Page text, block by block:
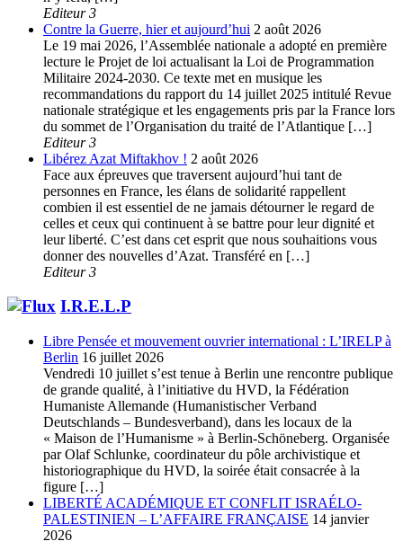
Editeur 3
Contre la Guerre, hier et aujourd’hui 2 août 2026
Le 19 mai 2026, l’Assemblée nationale a adopté en première
lecture le Projet de loi actualisant la Loi de Programmation
Militaire 2024-2030. Ce texte met en musique les
recommandations du rapport du 14 juillet 2025 intitulé Revue
nationale stratégique et les engagements pris par la France lors
du sommet de l’Organisation du traité de l’Atlantique […]
Editeur 3
Libérez Azat Miftakhov ! 2 août 2026
Face aux épreuves que traversent aujourd’hui tant de
personnes en France, les élans de solidarité rappellent
combien il est essentiel de ne jamais détourner le regard de
celles et ceux qui continuent à se battre pour leur dignité et
leur liberté. C’est dans cet esprit que nous souhaitions vous
donner des nouvelles d’Azat. Transféré en […]
Editeur 3
I.R.E.L.P
Libre Pensée et mouvement ouvrier international : L’IRELP à
Berlin 16 juillet 2026
Vendredi 10 juillet s’est tenue à Berlin une rencontre publique
de grande qualité, à l’initiative du HVD, la Fédération
Humaniste Allemande (Humanistischer Verband
Deutschlands – Bundesverband), dans les locaux de la
« Maison de l’Humanisme » à Berlin-Schöneberg. Organisée
par Olaf Schlunke, coordinateur du pôle archivistique et
historiographique du HVD, la soirée était consacrée à la
figure […]
LIBERTÉ ACADÉMIQUE ET CONFLIT ISRAÉLO-
PALESTINIEN – L’AFFAIRE FRANÇAISE 14 janvier
2026